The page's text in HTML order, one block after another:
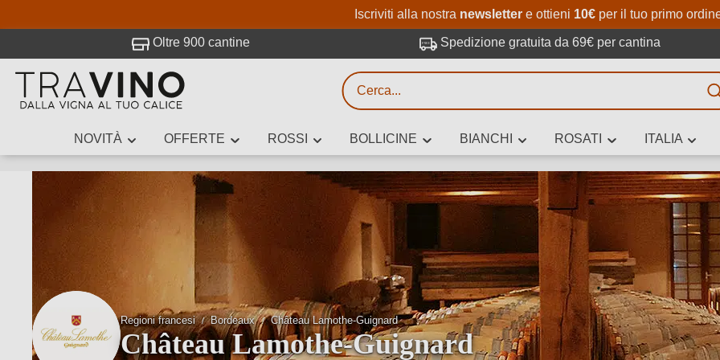
Passa al contenuto principale
Salta alla ricerca
Passa alla navigazione
Iscriviti alla nostra newsletter e ottieni 10€ per il tuo primo
Oltre 900 cantine Spedizione gratuita da 69€ per cantina
NOVITÀ OFFERTE ROSSI BOLLICINE BIANCHI ROSATI ITALIA
Regioni francesi Bordeaux Château Lamothe-Guignard
Château Lamothe-Guignard
Ricerca vini
Inserisci almeno 3 caratteri
Descrivi il vino stai cercando – per gusto, occasione, nome del vino, vitigno,
altri criteri.
Travino.